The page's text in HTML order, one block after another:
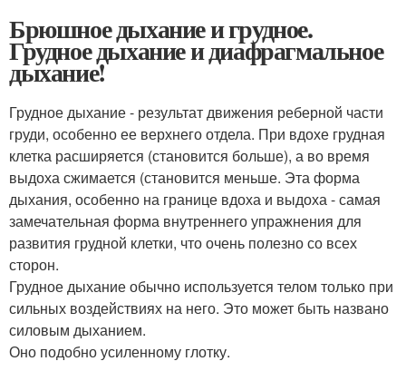
Брюшное дыхание и грудное.
Грудное дыхание и диафрагмальное
дыхание!
Грудное дыхание - результат движения реберной части
груди, особенно ее верхнего отдела. При вдохе грудная
клетка расширяется (становится больше), а во время
выдоха сжимается (становится меньше. Эта форма
дыхания, особенно на границе вдоха и выдоха - самая
замечательная форма внутреннего упражнения для
развития грудной клетки, что очень полезно со всех
сторон.
Грудное дыхание обычно используется телом только при
сильных воздействиях на него. Это может быть названо
силовым дыханием.
Оно подобно усиленному глотку.